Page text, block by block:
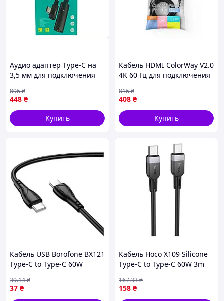
Аудио адаптер Type-C на
3,5 мм для подключения
и другим устройствам
448 ₴
896₴
Купить
Кабель HDMI ColorWay V2.0
4K 60 Гц для подключения
длиной 5 м черный
408 ₴
816₴
Купить
Кабель USB Borofone BX121
Type-C to Type-C 60W
37 ₴
39.14₴
Кабель Hoco X109 Silicone
Type-C to Type-C 60W 3m
158 ₴
167.33₴